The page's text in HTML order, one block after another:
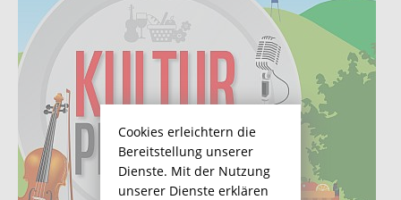
Cookies erleichtern die
Bereitstellung unserer
Dienste. Mit der Nutzung
unserer Dienste erklären